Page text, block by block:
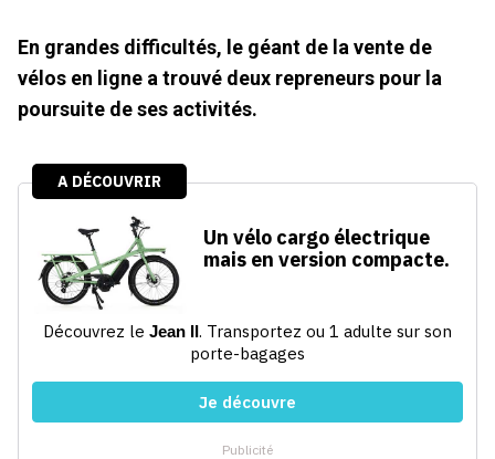
En grandes difficultés, le géant de la vente de
vélos en ligne a trouvé deux repreneurs pour la
poursuite de ses activités.